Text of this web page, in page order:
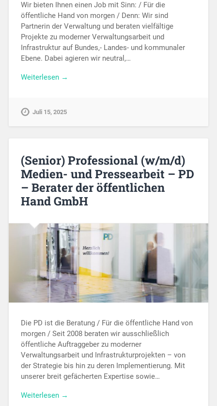
Wir bieten Ihnen einen Job mit Sinn: / Für die
öffentliche Hand von morgen / Denn: Wir sind
Partnerin der Verwaltung und beraten vielfältige
Projekte zu moderner Verwaltungsarbeit und
Infrastruktur auf Bundes,- Landes- und kommunaler
Ebene. Dabei agieren wir neutral,…
Weiterlesen →
Juli 15, 2025
(Senior) Professional (w/m/d)
Medien- und Pressearbeit – PD
– Berater der öffentlichen
Hand GmbH
Die PD ist die Beratung / Für die öffentliche Hand von
morgen / Seit 2008 beraten wir ausschließlich
öffentliche Auftraggeber zu moderner
Verwaltungsarbeit und Infrastrukturprojekten – von
der Strategie bis hin zu deren Implementierung. Mit
unserer breit gefächerten Expertise sowie…
Weiterlesen →